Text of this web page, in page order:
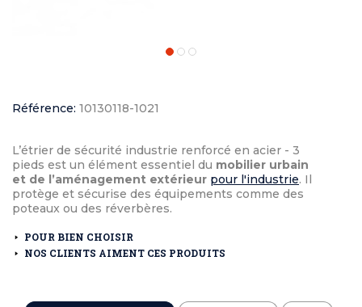
Référence: 10130118-1021
L’étrier de sécurité industrie renforcé en acier - 3
pieds est un élément essentiel du mobilier urbain
et de l’aménagement extérieur pour l'industrie. Il
protège et sécurise des équipements comme des
poteaux ou des réverbères.
POUR BIEN CHOISIR
NOS CLIENTS AIMENT CES PRODUITS